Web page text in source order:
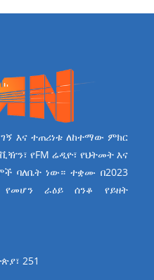
እና ተጠሪነቱ ለከተማው ምክር
የFM ሬዲዮ፣ የህትመት እና
ባለቤት ነው። ተቋሙ በ2023
ራዕይ ሰንቆ የይዘት
251